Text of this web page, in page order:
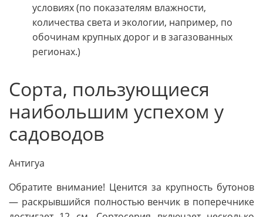
условиях (по показателям влажности,
количества света и экологии, например, по
обочинам крупных дорог и в загазованных
регионах.)
Сорта, пользующиеся
наибольшим успехом у
садоводов
Антигуа
Обратите внимание! Ценится за крупность бутонов
— раскрывшийся полностью венчик в поперечнике